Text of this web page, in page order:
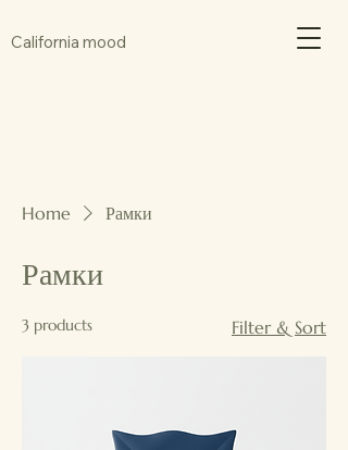
California mood
Home Рамки
Рамки
3 products Filter & Sort